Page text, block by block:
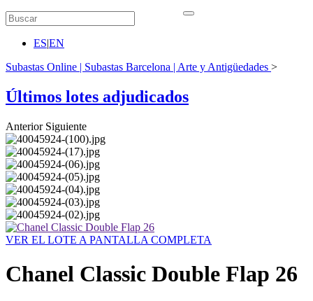
ES|EN
Subastas Online | Subastas Barcelona | Arte y Antigüedades >
Últimos lotes adjudicados
Anterior Siguiente
VER EL LOTE A PANTALLA COMPLETA
Chanel Classic Double Flap 26